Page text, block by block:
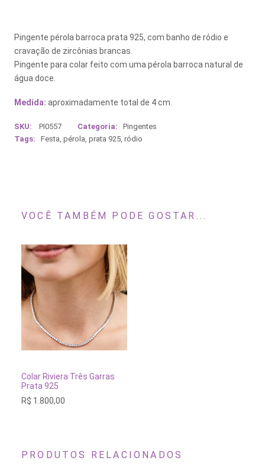
Pingente pérola barroca prata 925, com banho de ródio e
cravação de zircônias brancas.
Pingente para colar feito com uma pérola barroca natural de
água doce.
Medida: aproximadamente total de 4 cm.
SKU: PI0557 Categoria:
Pingentes
Tags:
Festa, pérola, prata 925, ródio
VOCÊ TAMBÉM PODE GOSTAR...
ADICIONAR AO CARRINHO
Colar Riviera Três Garras
Prata 925
R$ 1.800,00
PRODUTOS RELACIONADOS